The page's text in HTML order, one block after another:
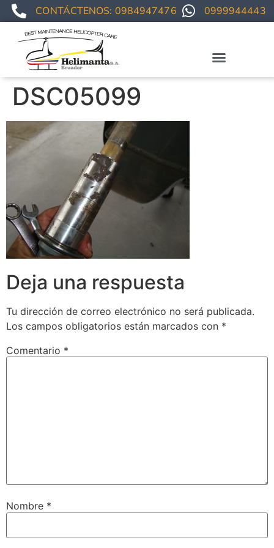
CONTÁCTENOS: 0984947476 0999944443
DSC05099
Deja una respuesta
Tu dirección de correo electrónico no será publicada.
Los campos obligatorios están marcados con *
Comentario *
Nombre *